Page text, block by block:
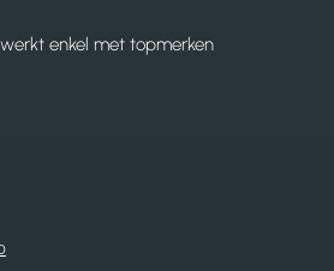
enkel met topmerken